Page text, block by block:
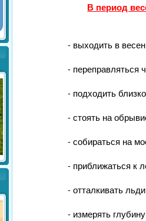
В период
- выходить в
- переправляться
- подходить
- стоять на
- собираться на
- приближаться к
- отталкивать
- измерять